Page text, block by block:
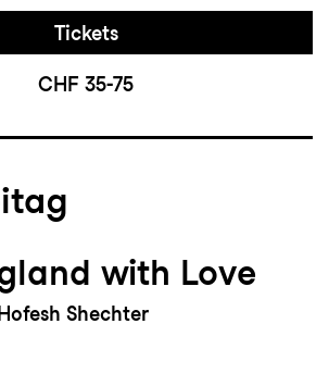
Tickets
CHF 35-75
with Love
Shechter